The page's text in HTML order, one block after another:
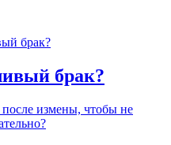
брак?